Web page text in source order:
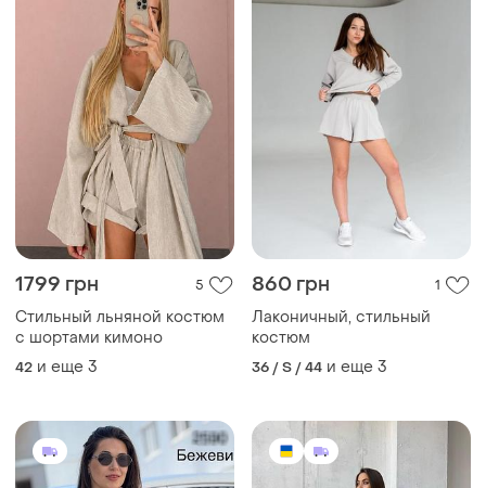
1799 грн 5
Стильный льняной костюм
с шортами кимоно
42 и еще 3
860 грн 1
Лаконичный, стильный
костюм
36 / S / 44 и еще 3